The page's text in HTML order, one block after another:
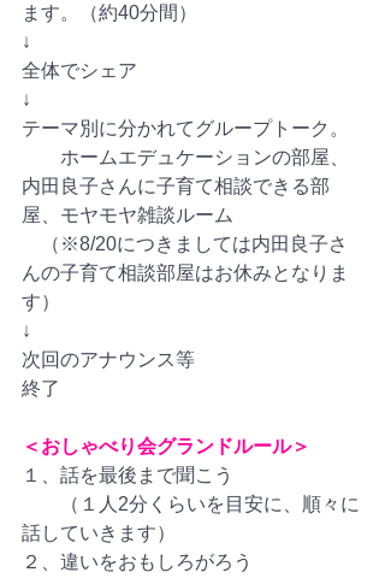
ます。（約40分間）
↓
全体でシェア
↓
テーマ別に分かれてグループトーク。
ホームエデュケーションの部屋、
内田良子さんに子育て相談できる部
屋、モヤモヤ雑談ルーム
（※8/20につきましては内田良子さ
んの子育て相談部屋はお休みとなりま
す）
↓
次回のアナウンス等
終了
＜おしゃべり会グランドルール＞
１、話を最後まで聞こう
（１人2分くらいを目安に、順々に
話していきます）
２、違いをおもしろがろう